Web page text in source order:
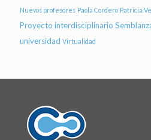
Nuevos profesores Paola Cordero Patricia
Proyecto interdisciplinario
universidad Virtualidad